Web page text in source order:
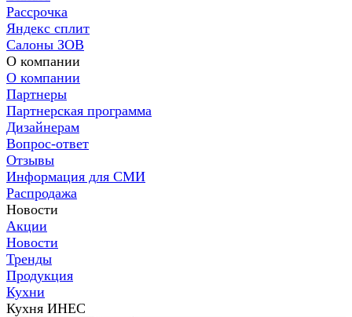
Рассрочка
Яндекс сплит
Салоны ЗОВ
О компании
О компании
Партнеры
Партнерская программа
Дизайнерам
Вопрос-ответ
Отзывы
Информация для СМИ
Распродажа
Новости
Акции
Новости
Тренды
Продукция
Кухни
Кухня ИНЕС